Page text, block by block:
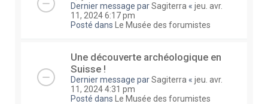
Dernier message parSagiterra « jeu. avr.
11, 2024 6:17 pm
Posté dans
Le Musée des forumistes
Une découverte archéologique en
Suisse !
Dernier message parSagiterra « jeu. avr.
11, 2024 4:31 pm
Posté dans
Le Musée des forumistes